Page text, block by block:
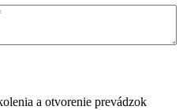
a otvorenie prevádzok